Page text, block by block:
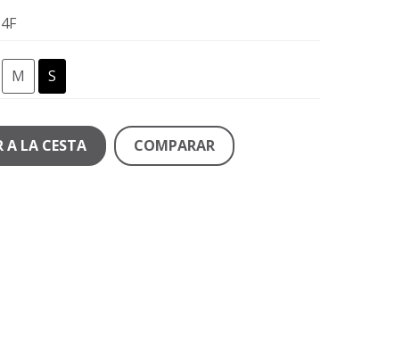
4F
M S
A LA CESTA COMPARAR